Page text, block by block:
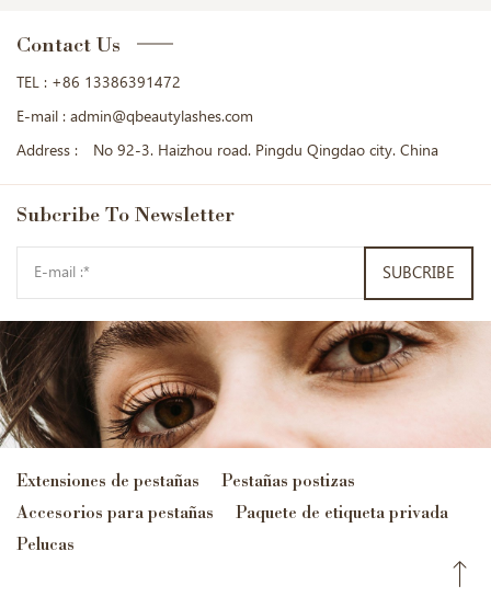
Contact Us
TEL : +86 13386391472
E-mail : admin@qbeautylashes.com
Address :
No 92-3. Haizhou road. Pingdu Qingdao city. China
Subcribe To Newsletter
SUBCRIBE
Extensiones de pestañas
Pestañas postizas
Accesorios para pestañas
Paquete de etiqueta privada
Pelucas